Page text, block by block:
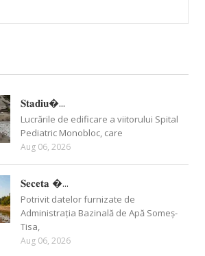
𝐒𝐭𝐚𝐝𝐢𝐮�...
Lucrările de edificare a viitorului Spital
Pediatric Monobloc, care
Aug 06, 2026
𝐒𝐞𝐜𝐞𝐭𝐚 �...
Potrivit datelor furnizate de
Administrația Bazinală de Apă Someș-
Tisa,
Aug 06, 2026